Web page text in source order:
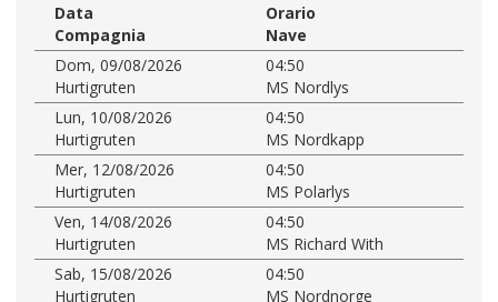
Data
Orario
Compagnia
Nave
Dom, 09/08/2026
04:50
Hurtigruten
MS Nordlys
Lun, 10/08/2026
04:50
Hurtigruten
MS Nordkapp
Mer, 12/08/2026
04:50
Hurtigruten
MS Polarlys
Ven, 14/08/2026
04:50
Hurtigruten
MS Richard With
Sab, 15/08/2026
04:50
Hurtigruten
MS Nordnorge